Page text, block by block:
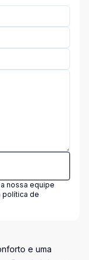
nossa equipe
política de
e uma